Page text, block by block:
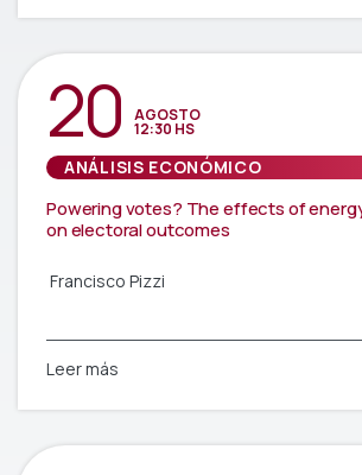
20 AGOSTO
12:30 HS
ANÁLISIS ECONÓMICO
Powering votes? The effects of
on electoral outcomes
Francisco Pizzi
Leer más